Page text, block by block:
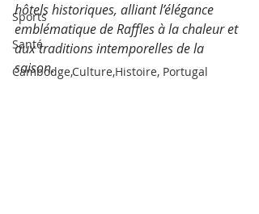
Sports
Santé
Cambodge,Culture,Histoire, Portugal
hôtels historiques, alliant l’élégance
emblématique de Raffles à la chaleur et
aux traditions intemporelles de la
saison.